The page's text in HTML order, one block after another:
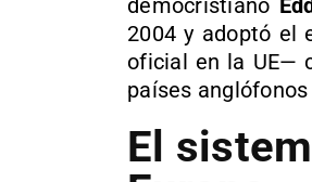
democristiano
2004 y adoptó el
oficial en la UE—
países
El